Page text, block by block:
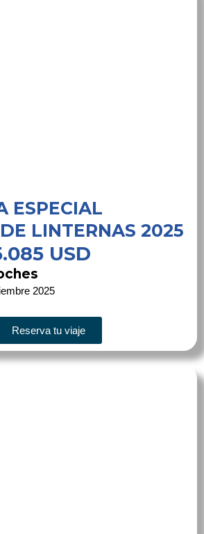
ESPECIAL
LINTERNAS 2025
USD
2025
Reserva tu viaje